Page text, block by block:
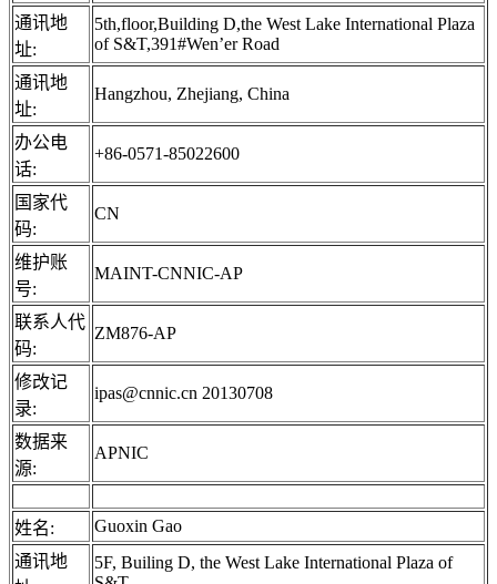
通讯地
址:
5th,floor,Building D,the West Lake International Plaza
of S&T,391#Wen’er Road
通讯地
址:
Hangzhou, Zhejiang, China
办公电
话:
+86-0571-85022600
国家代
码:
CN
维护账
号:
MAINT-CNNIC-AP
联系人代
码:
ZM876-AP
修改记
录:
ipas@cnnic.cn 20130708
数据来
源:
APNIC
姓名:
Guoxin Gao
通讯地
5F, Builing D, the West Lake International Plaza of